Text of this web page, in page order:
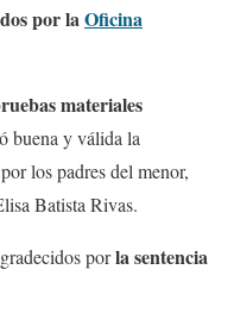
por laOficina
materiales
buena y válida la
los padres del menor,
Batista Rivas.
porla sentencia